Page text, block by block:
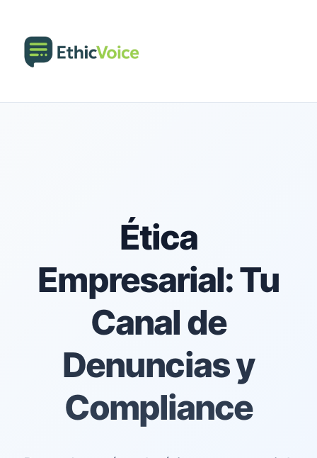
Ética
Empresarial: Tu
Canal de
Denuncias y
Compliance